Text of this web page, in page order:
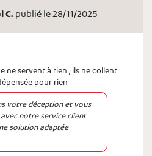
C.publié le 28/11/2025
ne servent à rien , ils ne collent
pour rien
votre déception et vous
notre service client
solution adaptée